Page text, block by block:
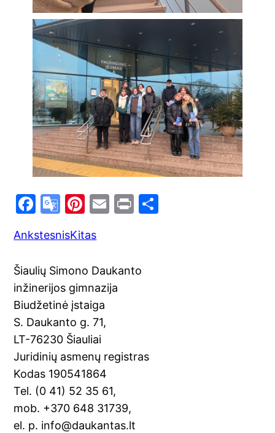
F
c
e
b
o
o
k
G
o
gl
e
Tr
a
n
sl
at
e
Pi
er
e
st
E
l
Pr
AnkstesnisKitas
Šiaulių Simono Daukanto
inžinerijos gimnazija
Biudžetinė įstaiga
S. Daukanto g. 71,
LT-76230 Šiauliai
Juridinių asmenų registras
Kodas 190541864
Tel. (0 41) 52 35 61,
mob. +370 648 31739,
el. p. info@daukantas.lt